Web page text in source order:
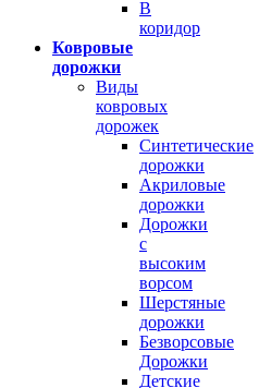
В
коридор
Ковровые
дорожки
Виды
ковровых
дорожек
Синтетические
дорожки
Акриловые
дорожки
Дорожки
с
высоким
ворсом
Шерстяные
дорожки
Безворсовые
Дорожки
Детские